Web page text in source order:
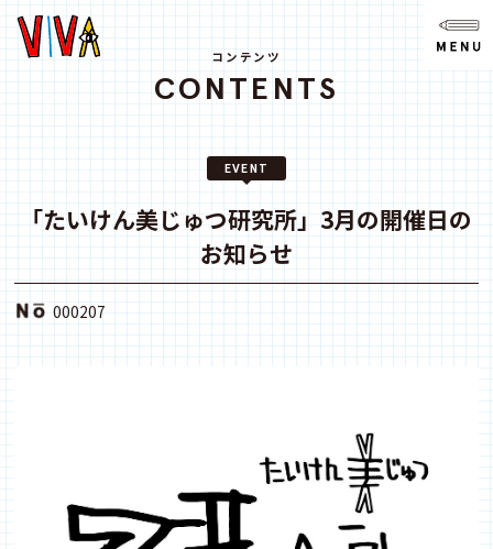
ニュース
ABOUT
SPACE
ACCESS
コンテンツ
CONTENTS
EVENT
「たいけん美じゅつ研究所」3月の開催日の
お知らせ
000207